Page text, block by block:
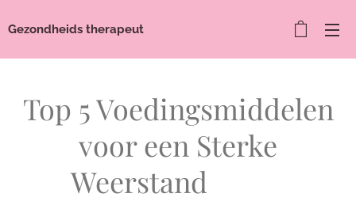
Gezondheids therapeut
Top 5 Voedingsmiddelen
voor een Sterke
Weerstand 🥦🍊